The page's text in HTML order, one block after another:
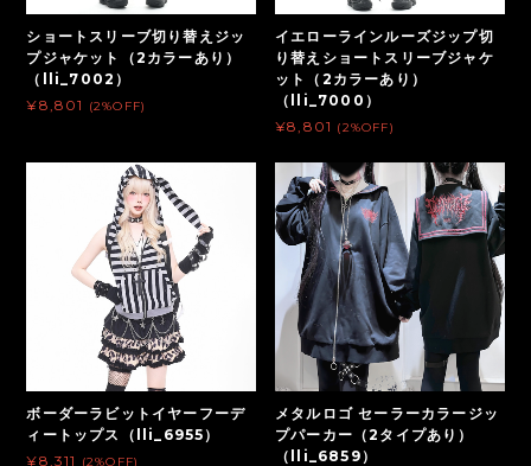
ショートスリーブ切り替えジッ
プジャケット（2カラーあり）
（lli_7002）
¥8,801
(2%OFF)
イエローラインルーズジップ切
り替えショートスリーブジャケ
ット（2カラーあり）
（lli_7000）
¥8,801 (2%OFF)
ボーダーラビットイヤーフーデ
ィートップス（lli_6955）
¥8,311
(2%OFF)
メタルロゴ セーラーカラージッ
プパーカー（2タイプあり）
（lli_6859）